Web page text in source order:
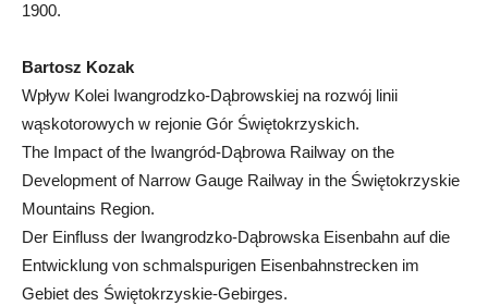
1900.
Bartosz Kozak
Wpływ Kolei Iwangrodzko-Dąbrowskiej na rozwój linii
wąskotorowych w rejonie Gór Świętokrzyskich.
The Impact of the Iwangród-Dąbrowa Railway on the
Development of Narrow Gauge Railway in the Świętokrzyskie
Mountains Region.
Der Einfluss der Iwangrodzko-Dąbrowska Eisenbahn auf die
Entwicklung von schmalspurigen Eisenbahnstrecken im
Gebiet des Świętokrzyskie-Gebirges.